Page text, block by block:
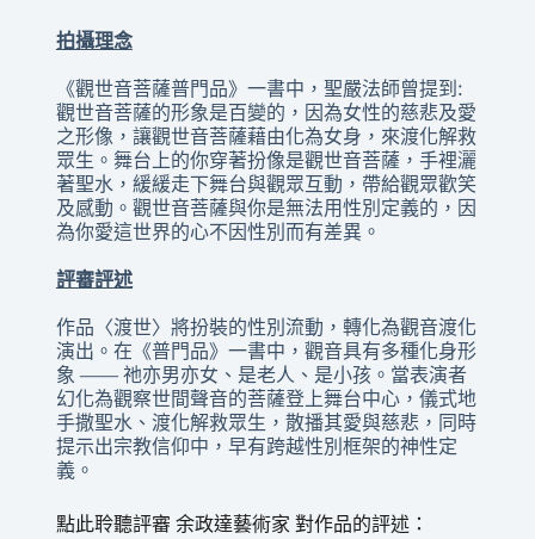
拍攝理念
《觀世音菩薩普門品》一書中，聖嚴法師曾提到:
觀世音菩薩的形象是百變的，因為女性的慈悲及愛
之形像，讓觀世音菩薩藉由化為女身，來渡化解救
眾生。舞台上的你穿著扮像是觀世音菩薩，手裡灑
著聖水，緩緩走下舞台與觀眾互動，帶給觀眾歡笑
及感動。觀世音菩薩與你是無法用性別定義的，因
為你愛這世界的心不因性別而有差異。
評審評述
作品〈渡世〉將扮裝的性別流動，轉化為觀音渡化
演出。在《普門品》一書中，觀音具有多種化身形
象 —— 祂亦男亦女、是老人、是小孩。當表演者
幻化為觀察世間聲音的菩薩登上舞台中心，儀式地
手撒聖水、渡化解救眾生，散播其愛與慈悲，同時
提示出宗教信仰中，早有跨越性別框架的神性定
義。
點此聆聽評審 余政達藝術家 對作品的評述：